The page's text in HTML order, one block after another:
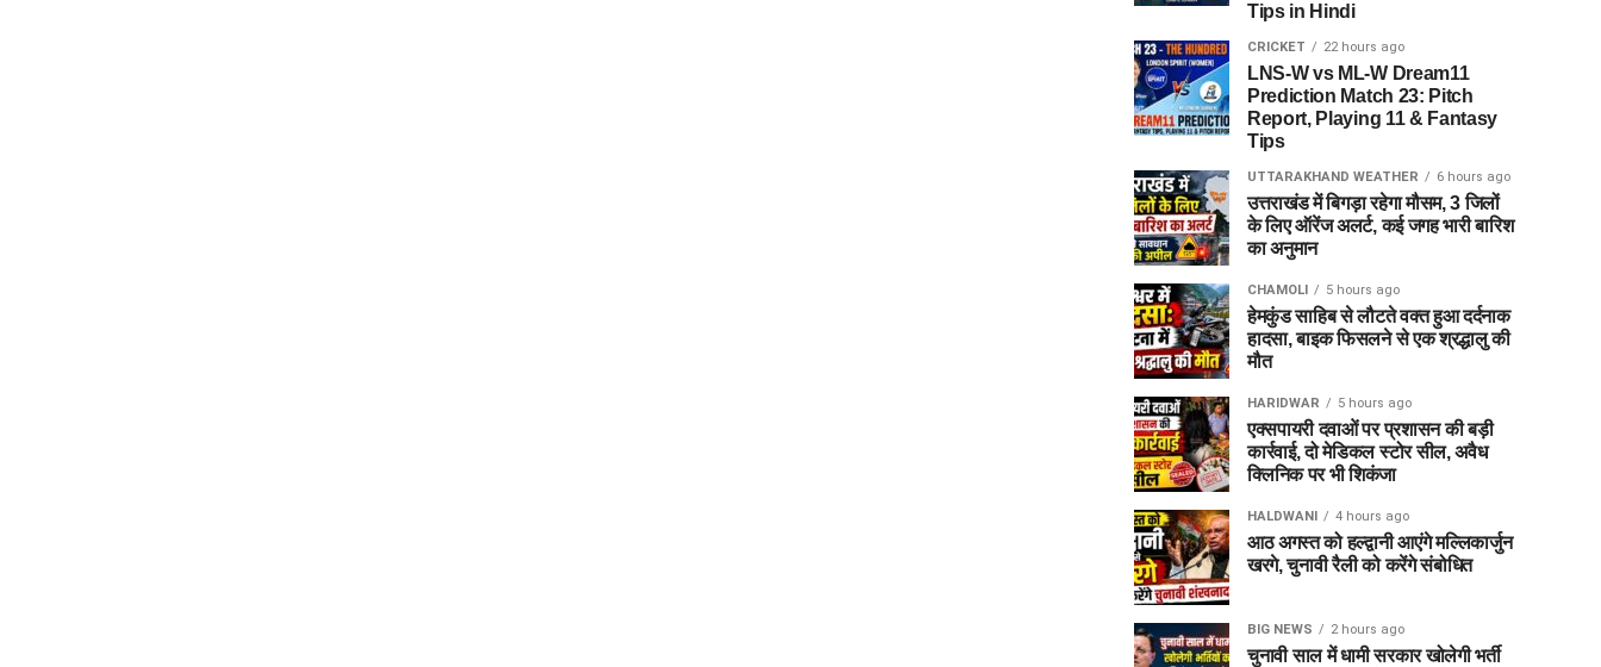
Tips in Hindi
CRICKET 22 hours ago
LNS-W vs ML-W Dream11
Prediction Match 23: Pitch
Report, Playing 11 & Fantasy
Tips
UTTARAKHAND WEATHER 6 hours ago
उत्तराखंड में बिगड़ा रहेगा मौसम, 3 जिलों
के लिए ऑरेंज अलर्ट, कई जगह भारी बारिश
का अनुमान
CHAMOLI 5 hours ago
हेमकुंड साहिब से लौटते वक्त हुआ दर्दनाक
हादसा, बाइक फिसलने से एक श्रद्धालु की
मौत
HARIDWAR 5 hours ago
एक्सपायरी दवाओं पर प्रशासन की बड़ी
कार्रवाई, दो मेडिकल स्टोर सील, अवैध
क्लिनिक पर भी शिकंजा
HALDWANI 4 hours ago
आठ अगस्त को हल्द्वानी आएंगे मल्लिकार्जुन
खरगे, चुनावी रैली को करेंगे संबोधित
BIG NEWS 2 hours ago
चुनावी साल में धामी सरकार खोलेगी भर्ती